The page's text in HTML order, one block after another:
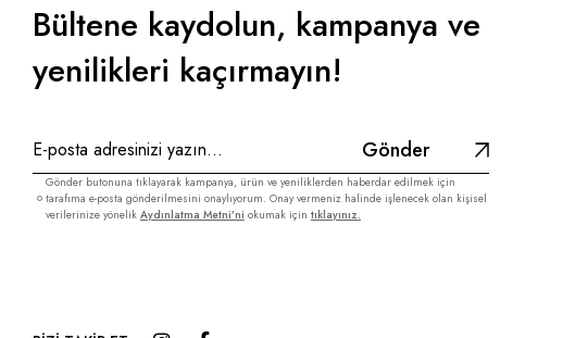
Bültene kaydolun, kampanya ve
yenilikleri kaçırmayın!
Gönder
Gönder butonuna tıklayarak kampanya, ürün ve yeniliklerden haberdar edilmek için
tarafıma e-posta gönderilmesini onaylıyorum. Onay vermeniz halinde işlenecek olan kişisel
verilerinize yönelik Aydınlatma Metni’ni okumak için tıklayınız.